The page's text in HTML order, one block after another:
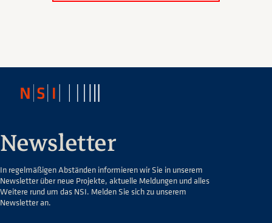
Newsletter
In regelmäßigen Abständen informieren wir Sie in unserem
Newsletter über neue Projekte, aktuelle Meldungen und alles
Weitere rund um das NSI. Melden Sie sich zu unserem
Newsletter an.